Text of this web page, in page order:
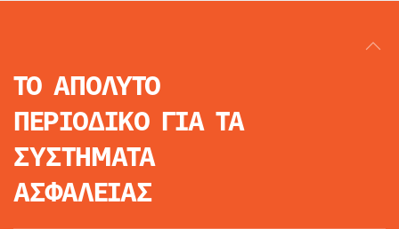
ΤΟ ΑΠΟΛΥΤΟ
ΠΕΡΙΟΔΙΚΟ ΓΙΑ ΤΑ
ΣΥΣΤΗΜΑΤΑ
ΑΣΦΑΛΕΙΑΣ